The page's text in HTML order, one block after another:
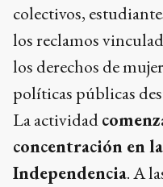
colectivos,
los reclamos
los derechos de
políticas públicas
La actividad
concentración en
Independencia. A